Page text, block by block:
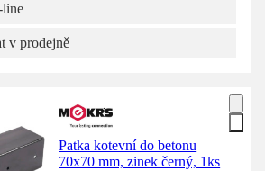
v prodejně
Patka kotevní do betonu
70x70 mm, zinek černý, 1ks